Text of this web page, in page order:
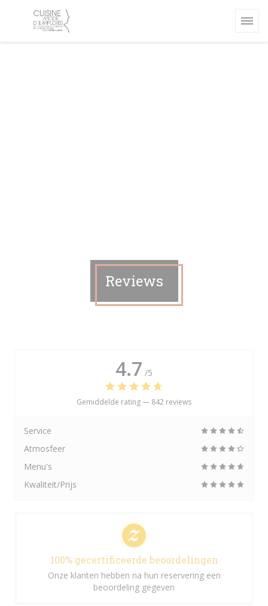
Reviews
4.7 /5
Gemiddelde rating — 842 reviews
Service
Atmosfeer
Menu's
Kwaliteit/Prijs
100% gecertificeerde beoordelingen
Onze klanten hebben na hun reservering een
beoordeling gegeven